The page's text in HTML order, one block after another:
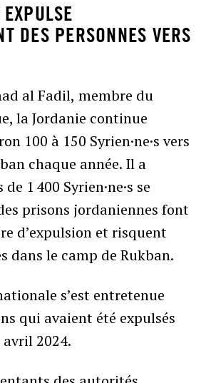
DES PERSONNES VERS
al Fadil, membre du
la Jordanie continue
100 à 150 Syrien·ne·s vers
chaque année. Il a
1 400 Syrien·ne·s se
prisons jordaniennes font
d’expulsion et risquent
dans le camp de Rukban.
s’est entretenue
qui avaient été expulsés
2024.